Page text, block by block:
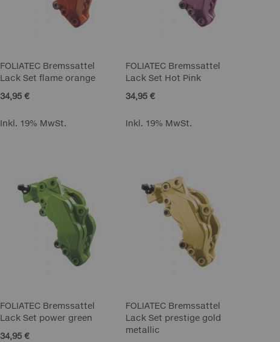
FOLIATEC Bremssattel
Lack Set flame orange
34,95 €
Inkl. 19% MwSt.
FOLIATEC Bremssattel
Lack Set Hot Pink
34,95 €
Inkl. 19% MwSt.
FOLIATEC Bremssattel
Lack Set power green
34,95 €
FOLIATEC Bremssattel
Lack Set prestige gold
metallic